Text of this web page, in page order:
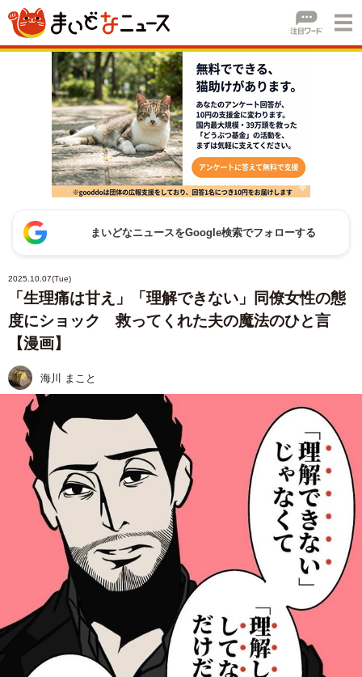
まいどなニュースをGoogle検索でフォローする
2025.10.07(Tue)
「生理痛は甘え」「理解できない」同僚女性の態
度にショック 救ってくれた夫の魔法のひと言
【漫画】
海川 まこと